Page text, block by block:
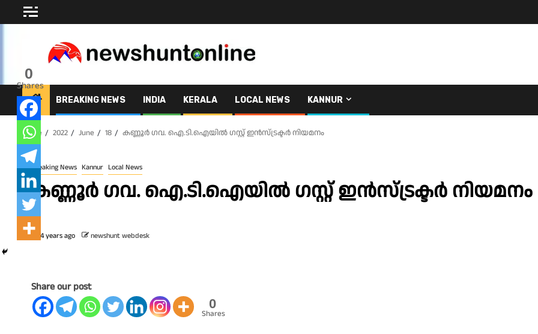
to
BREAKING NEWS INDIA KERALA LOCAL NEWS KANNUR
Home 2022 June 18 കണ്ണൂർ ഗവ. ഐ.ടി.ഐയിൽ ഗസ്റ്റ് ഇൻസ്ട്രക്ടർ നിയമനം
Breaking News Kannur Local News
കണ്ണൂർ ഗവ. ഐ.ടി.ഐയിൽ ഗസ്റ്റ് ഇൻസ്ട്രക്ടർ നിയമനം
4 years ago newshunt webdesk
Share our post
0
Shares
0
Shares